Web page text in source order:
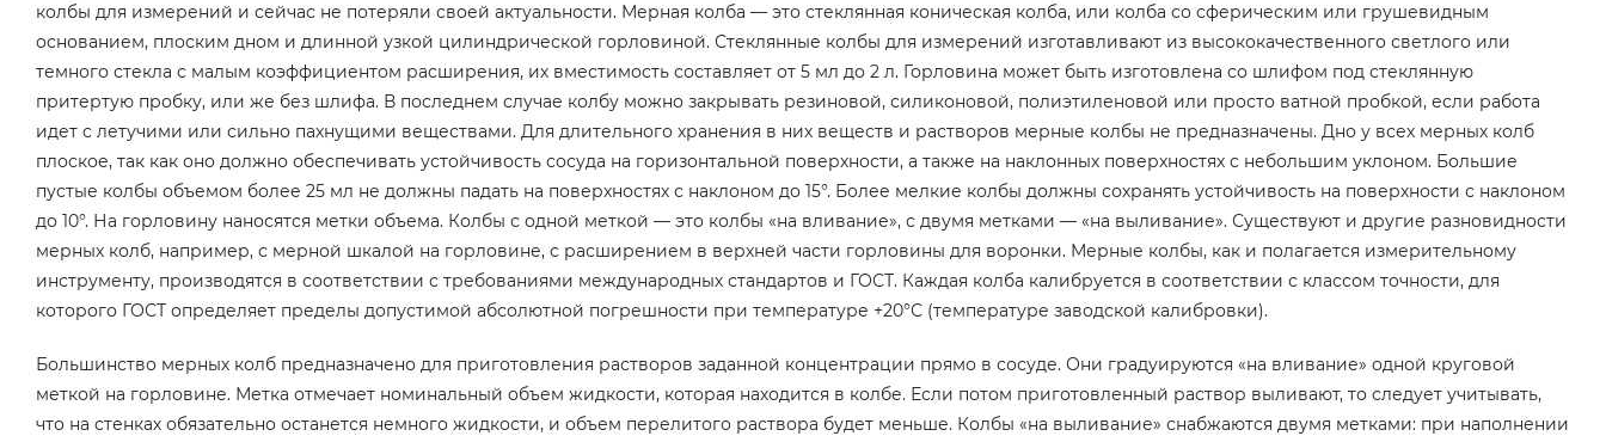
колбы для измерений и сейчас не потеряли своей актуальности. Мерная колба — это стеклянная коническая колба, или колба со сферическим или грушевидным
основанием, плоским дном и длинной узкой цилиндрической горловиной. Стеклянные колбы для измерений изготавливают из высококачественного светлого или
темного стекла с малым коэффициентом расширения, их вместимость составляет от 5 мл до 2 л. Горловина может быть изготовлена со шлифом под стеклянную
притертую пробку, или же без шлифа. В последнем случае колбу можно закрывать резиновой, силиконовой, полиэтиленовой или просто ватной пробкой, если работа
идет с летучими или сильно пахнущими веществами. Для длительного хранения в них веществ и растворов мерные колбы не предназначены. Дно у всех мерных колб
плоское, так как оно должно обеспечивать устойчивость сосуда на горизонтальной поверхности, а также на наклонных поверхностях с небольшим уклоном. Большие
пустые колбы объемом более 25 мл не должны падать на поверхностях с наклоном до 15°. Более мелкие колбы должны сохранять устойчивость на поверхности с наклоном
до 10°. На горловину наносятся метки объема. Колбы с одной меткой — это колбы «на вливание», с двумя метками — «на выливание». Существуют и другие разновидности
мерных колб, например, с мерной шкалой на горловине, с расширением в верхней части горловины для воронки. Мерные колбы, как и полагается измерительному
инструменту, производятся в соответствии с требованиями международных стандартов и ГОСТ. Каждая колба калибруется в соответствии с классом точности, для
которого ГОСТ определяет пределы допустимой абсолютной погрешности при температуре +20°С (температуре заводской калибровки).
Большинство мерных колб предназначено для приготовления растворов заданной концентрации прямо в сосуде. Они градуируются «на вливание» одной круговой
меткой на горловине. Метка отмечает номинальный объем жидкости, которая находится в колбе. Если потом приготовленный раствор выливают, то следует учитывать,
что на стенках обязательно останется немного жидкости, и объем перелитого раствора будет меньше. Колбы «на выливание» снабжаются двумя метками: при наполнении